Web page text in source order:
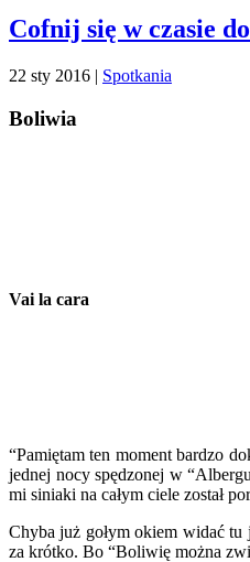
Cofnij się w czasie
22 sty 2016 | Spotkania
Boliwia
Vai la cara
“Pamiętam ten moment bardzo
jednej nocy spędzonej w
mi siniaki na całym ciele został
Chyba już gołym okiem widać
za krótko. Bo “Boliwię można